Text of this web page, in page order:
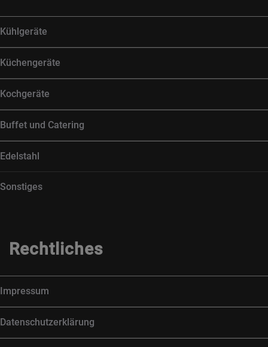
Kühlgeräte
Küchengeräte
Kochgeräte
Buffet und Catering
Edelstahl
Sonstiges
Rechtliches
Impressum
Datenschutzerklärung